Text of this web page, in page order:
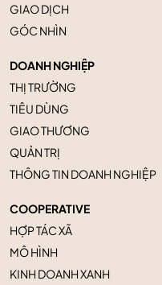
GIAO DỊCH
GÓC NHÌN
DOANH NGHIỆP
THỊ TRƯỜNG
TIÊU DÙNG
GIAO THƯƠNG
QUẢN TRỊ
THÔNG TIN DOANH NGHIỆP
COOPERATIVE
HỢP TÁC XÃ
MÔ HÌNH
KINH DOANH XANH